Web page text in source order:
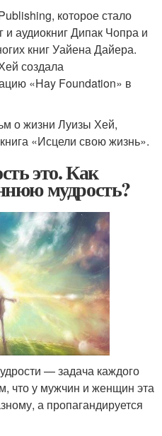
которое стало
и аудиокниг Дипак Чопра и
книг Уайена Дайера.
создала
«Hay Foundation» в
о жизни Луизы Хей,
«Исцели свою жизнь».
это. Как
мудрость?
— задача каждого
что у мужчин и женщин эта
а пропагандируется